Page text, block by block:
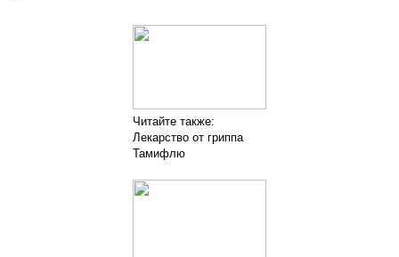
Читайте также:
Лекарство от гриппа
Тамифлю